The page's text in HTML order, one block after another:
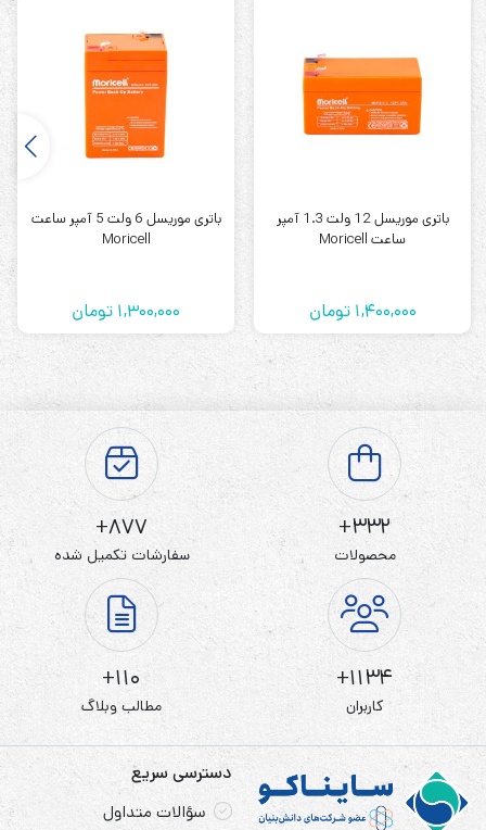
باتری تلفن بیسیم پاناسونیک HHR-P105 موریسل
باتری P105 موریسل باتری قابل شارژ جهت استفاده در برخی
خشابی خاص و در کنار هم قرار دادن 2باتری 5/4AAA که از نوع
نیکل متال هیدرید و دارای ظرفیتی معادل 830میلی آمپر می
باشند بدست می آید.
در نتیجه این اتصال سری ، ولتاژ این باتری 2/4 ولت می باشد و
به طور میانگین قابلیت 1000 بار شارژ و دشارژ شدن را دارا می
باشد.
موارد استفاده باتری P105 در تلفن های بی سیم پاناسونیک
KX-TG2411 و TG2420و TG2422و TG2424و TG2431 و
TG2432
باتری هاینیکل متال هیدریداز باتری های قابلی شارژی است
باتری موریسل 12 ولت 1.3 آمپر
ساعت Moricell
1,400,000 تومان
باتری موریسل 6 ولت 5 آمپر ساعت
Moricell
1,300,000 تومان
332+
محصولات
877+
سفارشات تکمیل شده
1134+
کاربران
110+
مطالب وبلاگ
دسترسی سریع
سؤالات متداول